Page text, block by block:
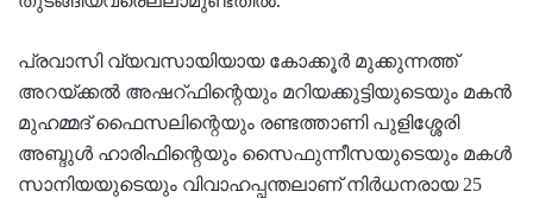
പ്രവാസി വ്യവസായിയായ കോക്കൂര്‍ മുക്കുന്നത്ത്
അറയ്ക്കല്‍ അഷറ്ഫിന്റെയും മറിയക്കുട്ടിയുടെയും മകന്‍
മുഹമ്മദ് ഫൈസലിന്റെയും രണ്ടത്താണി പുളിശ്ശേരി
അബ്ദുള്‍ ഹാരിഫിന്റെയും സൈഫുന്നീസയുടെയും മകള്‍
സാനിയയുടെയും വിവാഹപ്പന്തലാണ് നിര്‍ധനരായ 25